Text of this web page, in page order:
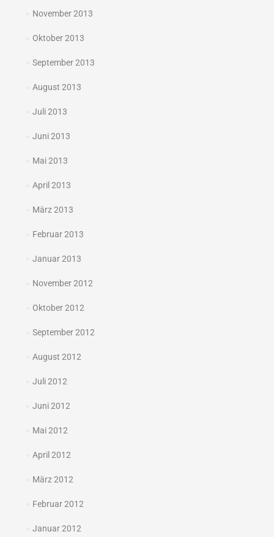
November 2013
Oktober 2013
September 2013
August 2013
Juli 2013
Juni 2013
Mai 2013
April 2013
März 2013
Februar 2013
Januar 2013
November 2012
Oktober 2012
September 2012
August 2012
Juli 2012
Juni 2012
Mai 2012
April 2012
März 2012
Februar 2012
Januar 2012